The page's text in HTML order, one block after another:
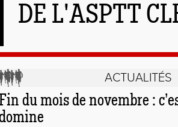
DE L'ASPTT
ACTUALITÉS
du mois de novembre :